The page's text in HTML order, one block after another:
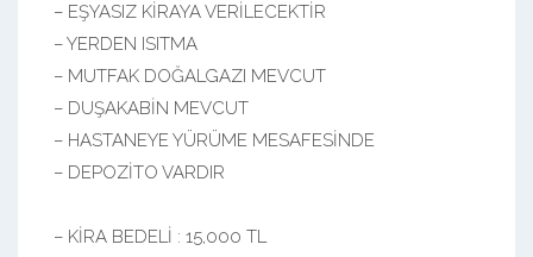
– EŞYASIZ KİRAYA VERİLECEKTİR
– YERDEN ISITMA
– MUTFAK DOĞALGAZI MEVCUT
– DUŞAKABİN MEVCUT
– HASTANEYE YÜRÜME MESAFESİNDE
– DEPOZİTO VARDIR
– KİRA BEDELİ : 15,000 TL